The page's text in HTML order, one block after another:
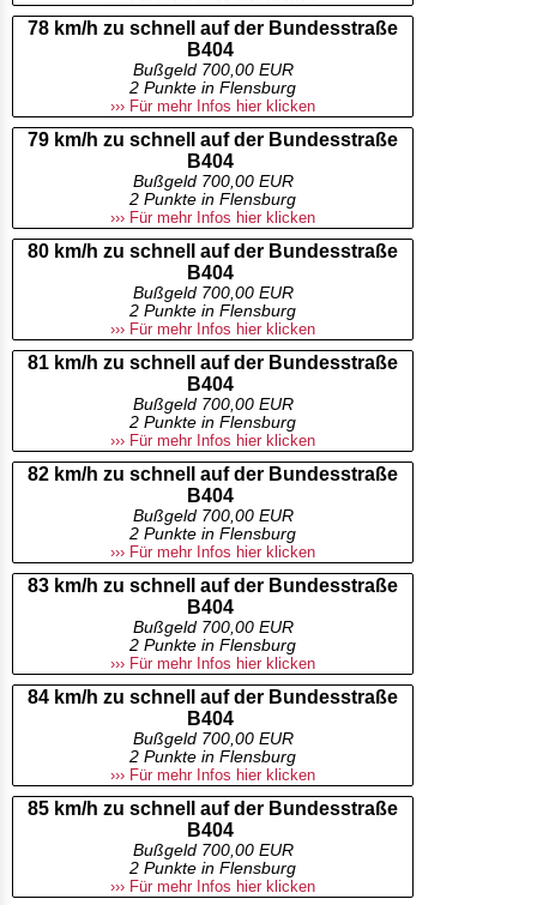
78 km/h zu schnell auf der Bundesstraße
B404
Bußgeld 700,00 EUR
2 Punkte in Flensburg
››› Für mehr Infos hier klicken
79 km/h zu schnell auf der Bundesstraße
B404
Bußgeld 700,00 EUR
2 Punkte in Flensburg
››› Für mehr Infos hier klicken
80 km/h zu schnell auf der Bundesstraße
B404
Bußgeld 700,00 EUR
2 Punkte in Flensburg
››› Für mehr Infos hier klicken
81 km/h zu schnell auf der Bundesstraße
B404
Bußgeld 700,00 EUR
2 Punkte in Flensburg
››› Für mehr Infos hier klicken
82 km/h zu schnell auf der Bundesstraße
B404
Bußgeld 700,00 EUR
2 Punkte in Flensburg
››› Für mehr Infos hier klicken
83 km/h zu schnell auf der Bundesstraße
B404
Bußgeld 700,00 EUR
2 Punkte in Flensburg
››› Für mehr Infos hier klicken
84 km/h zu schnell auf der Bundesstraße
B404
Bußgeld 700,00 EUR
2 Punkte in Flensburg
››› Für mehr Infos hier klicken
85 km/h zu schnell auf der Bundesstraße
B404
Bußgeld 700,00 EUR
2 Punkte in Flensburg
››› Für mehr Infos hier klicken